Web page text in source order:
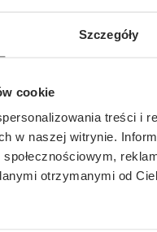
Szczegóły
cookie
treści i
w naszej witrynie.
otrzymanymi od